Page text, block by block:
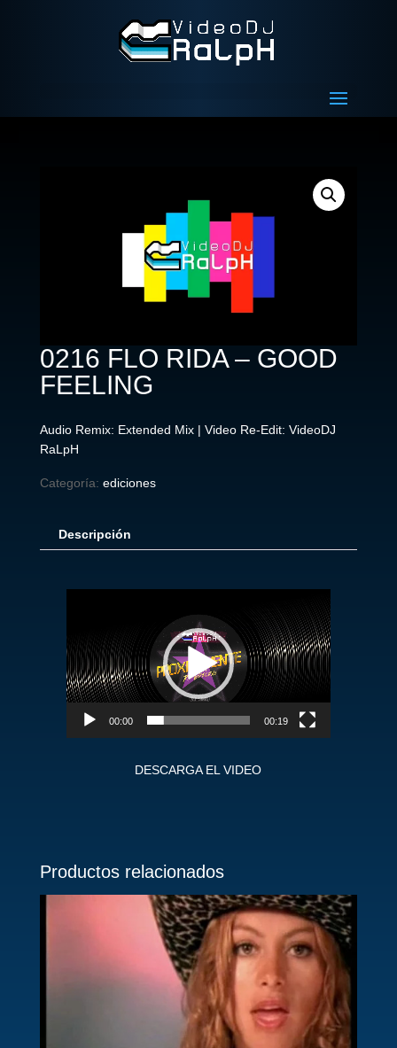
0216 FLO RIDA – GOOD
FEELING
Audio Remix: Extended Mix | Video Re-Edit: VideoDJ
RaLpH
Categoría: ediciones
Descripción
00:00 00:19
DESCARGA EL VIDEO
Productos relacionados